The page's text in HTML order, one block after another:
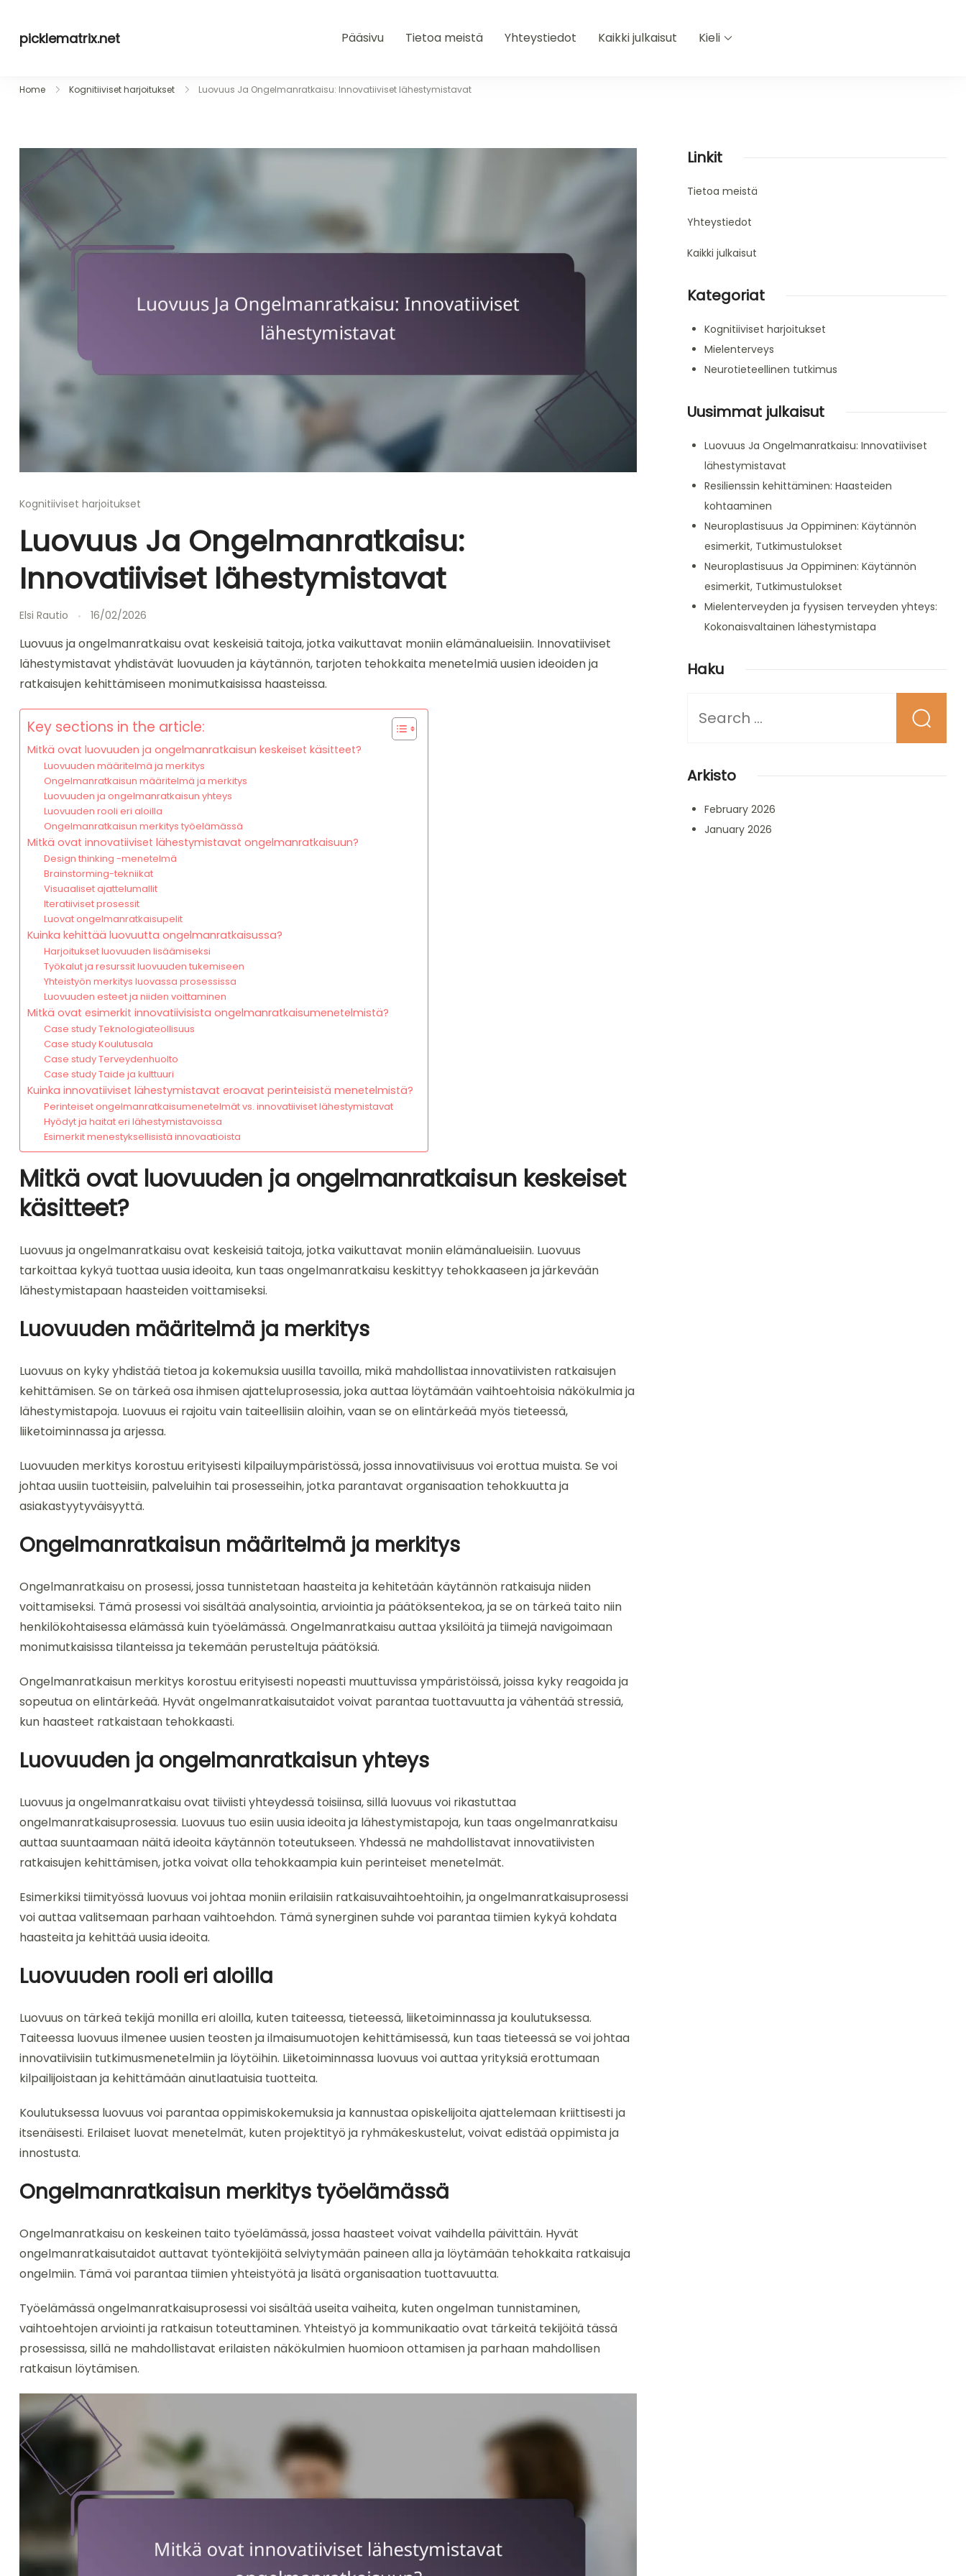
content
picklematrix.net Pääsivu Tietoa meistä Yhteystiedot Kaikki julkaisut Kieli
Home Kognitiiviset harjoitukset Luovuus Ja Ongelmanratkaisu: Innovatiiviset lähestymistavat
Kognitiiviset harjoitukset
Luovuus Ja Ongelmanratkaisu:
Innovatiiviset lähestymistavat
Elsi Rautio 16/02/2026
Luovuus ja ongelmanratkaisu ovat keskeisiä taitoja, jotka vaikuttavat moniin elämänalueisiin. Innovatiiviset
lähestymistavat yhdistävät luovuuden ja käytännön, tarjoten tehokkaita menetelmiä uusien ideoiden ja
ratkaisujen kehittämiseen monimutkaisissa haasteissa.
Key sections in the article:
Mitkä ovat luovuuden ja ongelmanratkaisun keskeiset käsitteet?
Luovuuden määritelmä ja merkitys
Ongelmanratkaisun määritelmä ja merkitys
Luovuuden ja ongelmanratkaisun yhteys
Luovuuden rooli eri aloilla
Ongelmanratkaisun merkitys työelämässä
Mitkä ovat innovatiiviset lähestymistavat ongelmanratkaisuun?
Design thinking -menetelmä
Brainstorming-tekniikat
Visuaaliset ajattelumallit
Iteratiiviset prosessit
Luovat ongelmanratkaisupelit
Kuinka kehittää luovuutta ongelmanratkaisussa?
Harjoitukset luovuuden lisäämiseksi
Työkalut ja resurssit luovuuden tukemiseen
Yhteistyön merkitys luovassa prosessissa
Luovuuden esteet ja niiden voittaminen
Mitkä ovat esimerkit innovatiivisista ongelmanratkaisumenetelmistä?
Case study Teknologiateollisuus
Case study Koulutusala
Case study Terveydenhuolto
Case study Taide ja kulttuuri
Kuinka innovatiiviset lähestymistavat eroavat perinteisistä menetelmistä?
Perinteiset ongelmanratkaisumenetelmät vs. innovatiiviset lähestymistavat
Hyödyt ja haitat eri lähestymistavoissa
Esimerkit menestyksellisistä innovaatioista
Mitkä ovat luovuuden ja ongelmanratkaisun keskeiset
käsitteet?
Luovuus ja ongelmanratkaisu ovat keskeisiä taitoja, jotka vaikuttavat moniin elämänalueisiin. Luovuus
tarkoittaa kykyä tuottaa uusia ideoita, kun taas ongelmanratkaisu keskittyy tehokkaaseen ja järkevään
lähestymistapaan haasteiden voittamiseksi.
Luovuuden määritelmä ja merkitys
Luovuus on kyky yhdistää tietoa ja kokemuksia uusilla tavoilla, mikä mahdollistaa innovatiivisten ratkaisujen
kehittämisen. Se on tärkeä osa ihmisen ajatteluprosessia, joka auttaa löytämään vaihtoehtoisia näkökulmia ja
lähestymistapoja. Luovuus ei rajoitu vain taiteellisiin aloihin, vaan se on elintärkeää myös tieteessä,
liiketoiminnassa ja arjessa.
Luovuuden merkitys korostuu erityisesti kilpailuympäristössä, jossa innovatiivisuus voi erottua muista. Se voi
johtaa uusiin tuotteisiin, palveluihin tai prosesseihin, jotka parantavat organisaation tehokkuutta ja
asiakastyytyväisyyttä.
Ongelmanratkaisun määritelmä ja merkitys
Ongelmanratkaisu on prosessi, jossa tunnistetaan haasteita ja kehitetään käytännön ratkaisuja niiden
voittamiseksi. Tämä prosessi voi sisältää analysointia, arviointia ja päätöksentekoa, ja se on tärkeä taito niin
henkilökohtaisessa elämässä kuin työelämässä. Ongelmanratkaisu auttaa yksilöitä ja tiimejä navigoimaan
monimutkaisissa tilanteissa ja tekemään perusteltuja päätöksiä.
Ongelmanratkaisun merkitys korostuu erityisesti nopeasti muuttuvissa ympäristöissä, joissa kyky reagoida ja
sopeutua on elintärkeää. Hyvät ongelmanratkaisutaidot voivat parantaa tuottavuutta ja vähentää stressiä,
kun haasteet ratkaistaan tehokkaasti.
Luovuuden ja ongelmanratkaisun yhteys
Luovuus ja ongelmanratkaisu ovat tiiviisti yhteydessä toisiinsa, sillä luovuus voi rikastuttaa
ongelmanratkaisuprosessia. Luovuus tuo esiin uusia ideoita ja lähestymistapoja, kun taas ongelmanratkaisu
auttaa suuntaamaan näitä ideoita käytännön toteutukseen. Yhdessä ne mahdollistavat innovatiivisten
ratkaisujen kehittämisen, jotka voivat olla tehokkaampia kuin perinteiset menetelmät.
Esimerkiksi tiimityössä luovuus voi johtaa moniin erilaisiin ratkaisuvaihtoehtoihin, ja ongelmanratkaisuprosessi
voi auttaa valitsemaan parhaan vaihtoehdon. Tämä synerginen suhde voi parantaa tiimien kykyä kohdata
haasteita ja kehittää uusia ideoita.
Luovuuden rooli eri aloilla
Luovuus on tärkeä tekijä monilla eri aloilla, kuten taiteessa, tieteessä, liiketoiminnassa ja koulutuksessa.
Taiteessa luovuus ilmenee uusien teosten ja ilmaisumuotojen kehittämisessä, kun taas tieteessä se voi johtaa
innovatiivisiin tutkimusmenetelmiin ja löytöihin. Liiketoiminnassa luovuus voi auttaa yrityksiä erottumaan
kilpailijoistaan ja kehittämään ainutlaatuisia tuotteita.
Koulutuksessa luovuus voi parantaa oppimiskokemuksia ja kannustaa opiskelijoita ajattelemaan kriittisesti ja
itsenäisesti. Erilaiset luovat menetelmät, kuten projektityö ja ryhmäkeskustelut, voivat edistää oppimista ja
innostusta.
Ongelmanratkaisun merkitys työelämässä
Ongelmanratkaisu on keskeinen taito työelämässä, jossa haasteet voivat vaihdella päivittäin. Hyvät
ongelmanratkaisutaidot auttavat työntekijöitä selviytymään paineen alla ja löytämään tehokkaita ratkaisuja
ongelmiin. Tämä voi parantaa tiimien yhteistyötä ja lisätä organisaation tuottavuutta.
Työelämässä ongelmanratkaisuprosessi voi sisältää useita vaiheita, kuten ongelman tunnistaminen,
vaihtoehtojen arviointi ja ratkaisun toteuttaminen. Yhteistyö ja kommunikaatio ovat tärkeitä tekijöitä tässä
prosessissa, sillä ne mahdollistavat erilaisten näkökulmien huomioon ottamisen ja parhaan mahdollisen
ratkaisun löytämisen.
Linkit
Tietoa meistä
Yhteystiedot
Kaikki julkaisut
Kategoriat
Kognitiiviset harjoitukset
Mielenterveys
Neurotieteellinen tutkimus
Uusimmat julkaisut
Luovuus Ja Ongelmanratkaisu: Innovatiiviset
lähestymistavat
Resilienssin kehittäminen: Haasteiden
kohtaaminen
Neuroplastisuus Ja Oppiminen: Käytännön
esimerkit, Tutkimustulokset
Neuroplastisuus Ja Oppiminen: Käytännön
esimerkit, Tutkimustulokset
Mielenterveyden ja fyysisen terveyden yhteys:
Kokonaisvaltainen lähestymistapa
Haku
for
Arkisto
February 2026
January 2026